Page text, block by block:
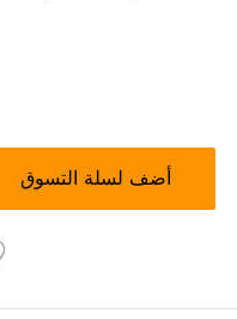
أضف لسلة التسوق